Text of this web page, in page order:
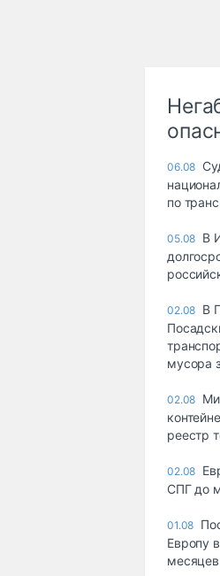
06.08
по
05.08 В
02.08 В
мусора
02.08
реестр
02.08
СПГ до
01.08
Европу
месяцев